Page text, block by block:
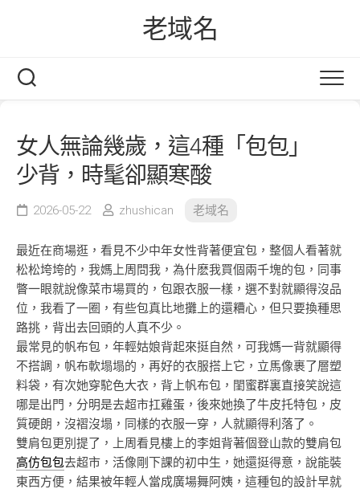
老域名
女人無論幾歲，這4種「包包」
少背，時髦卻顯寒酸
2026-05-22 zhushican 老域名
最近在商場逛，看見不少中年女性背著便宜包，整個人看著就
松松垮垮的，我媽上周問我，為什麽我買個兩千塊的包，同事
瞥一眼就說像菜市場買的，包跟衣服一樣，選不對就顯得沒品
位，我看了一圈，有些包真比地攤上的還糟心，但只要換種思
路挑，背出去回頭的人真不少。
最常見的帆布包，年輕姑娘背起來挺自然，可我媽一背就顯得
不搭調，帆布軟塌塌的，再好的衣服搭上它，立馬像裹了層塑
料袋，有次她穿駝色大衣，背上帆布包，閨蜜群裏直接笑說這
哪是出門，分明是去超市扛雞蛋，後來她換了牛皮托特包，皮
質硬朗，沒褶沒塌，同樣的衣服一穿，人就顯得利落了。
雙肩包更別提了，上周看見樓上的李姐背著個登山款的雙肩包
高仿包包去超市，活像剛下課的初中生，她還挺得意，說能裝
東西方便，結果被年輕人當成廣場舞阿姨，這種包的設計早就